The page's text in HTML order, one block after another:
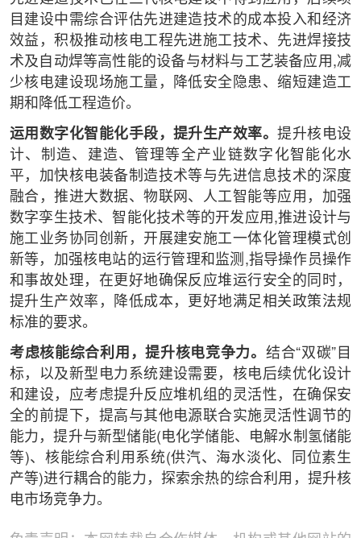
目建设中需综合评估先进建造技术的成本投入和经济
效益，积极推动核电工程先进施工技术、先进焊接技
术及自动焊等高性能的设备与材料与工艺装备应用,减
少核电建设现场施工量，降低安全隐患、缩短建造工
期和降低工程造价。
运用数字化智能化手段，提升生产效率。提升核电设
计、制造、建造、管理等全产业链数字化智能化水
平，加快核电装备制造技术等与先进信息技术的深度
融合，推进大数据、物联网、人工智能等应用，加强
数字孪生技术、智能化技术等的开发应用,推进设计与
施工业务协同创新，开展建安施工一体化管理模式创
新等，加强核电站的运行管理和监测,指导操作员操作
和事故处理，在更好地确保反应堆运行安全的同时，
提升生产效率，降低成本，更好地满足相关政策法规
标准的要求。
考虑核能综合利用，提升核电竞争力。 结合“双碳”目
标，以及新型电力系统建设需要，核电后续优化设计
和建设，应考虑提升反应堆机组的灵活性，在确保安
全的前提下，提高与其他电源联合实施灵活性调节的
能力，提升与新型储能(电化学储能、电解水制氢储能
等)、核能综合利用系统(供汽、海水淡化、同位素生
产等)进行耦合的能力，探索余热的综合利用，提升核
电市场竞争力。